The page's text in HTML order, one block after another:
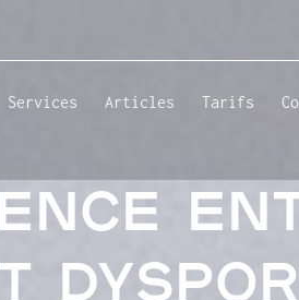
Services Articles Tarifs